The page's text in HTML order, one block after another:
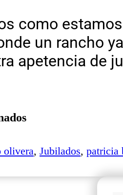
como
un rancho
apetencia de
olivera, Jubilados, patricia